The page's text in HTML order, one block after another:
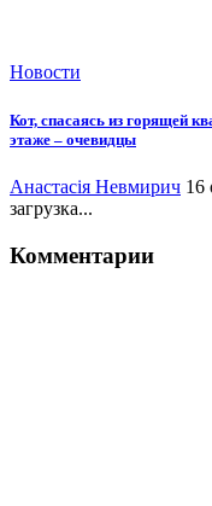
Новости
Кот, спасаясь из горящей
этаже – очевидцы
Анастасія Невмирич 16
загрузка...
Комментарии